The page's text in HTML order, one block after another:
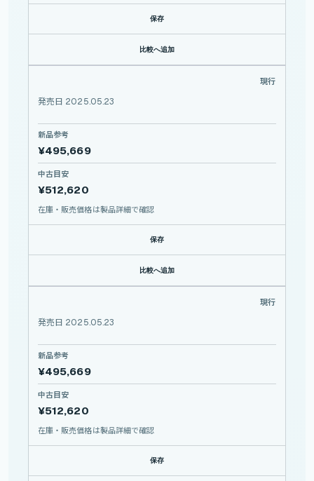
保存
比較へ追加
FE50-150mm
現行
発売日 2025.05.23
新品参考
¥495,669
中古目安
¥512,620
在庫・販売価格は製品詳細で確認
保存
比較へ追加
SEL50150GM
現行
発売日 2025.05.23
新品参考
¥495,669
中古目安
¥512,620
在庫・販売価格は製品詳細で確認
保存